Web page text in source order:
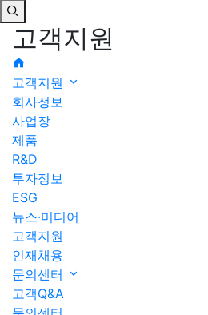
고객지원
고객지원
회사정보
사업장
제품
R&D
투자정보
ESG
뉴스·미디어
고객지원
인재채용
문의센터
고객Q&A